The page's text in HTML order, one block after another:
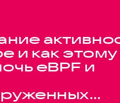
и как этому
eBPF и